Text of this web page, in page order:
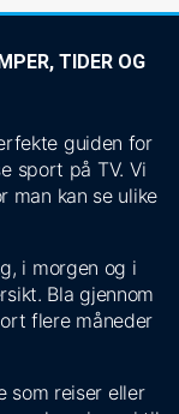
TIDER OG
guiden for
sport på TV. Vi
man kan se ulike
i morgen og i
Bla gjennom
flere måneder
som reiser eller